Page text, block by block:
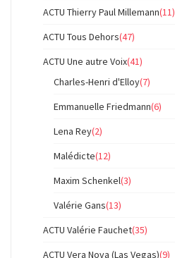
ACTU Thierry Paul Millemann(11)
ACTU Tous Dehors(47)
ACTU Une autre Voix(41)
Charles-Henri d'Elloy(7)
Emmanuelle Friedmann(6)
Lena Rey(2)
Malédicte(12)
Maxim Schenkel(3)
Valérie Gans(13)
ACTU Valérie Fauchet(35)
ACTU Vera Nova (Las Vegas)(9)